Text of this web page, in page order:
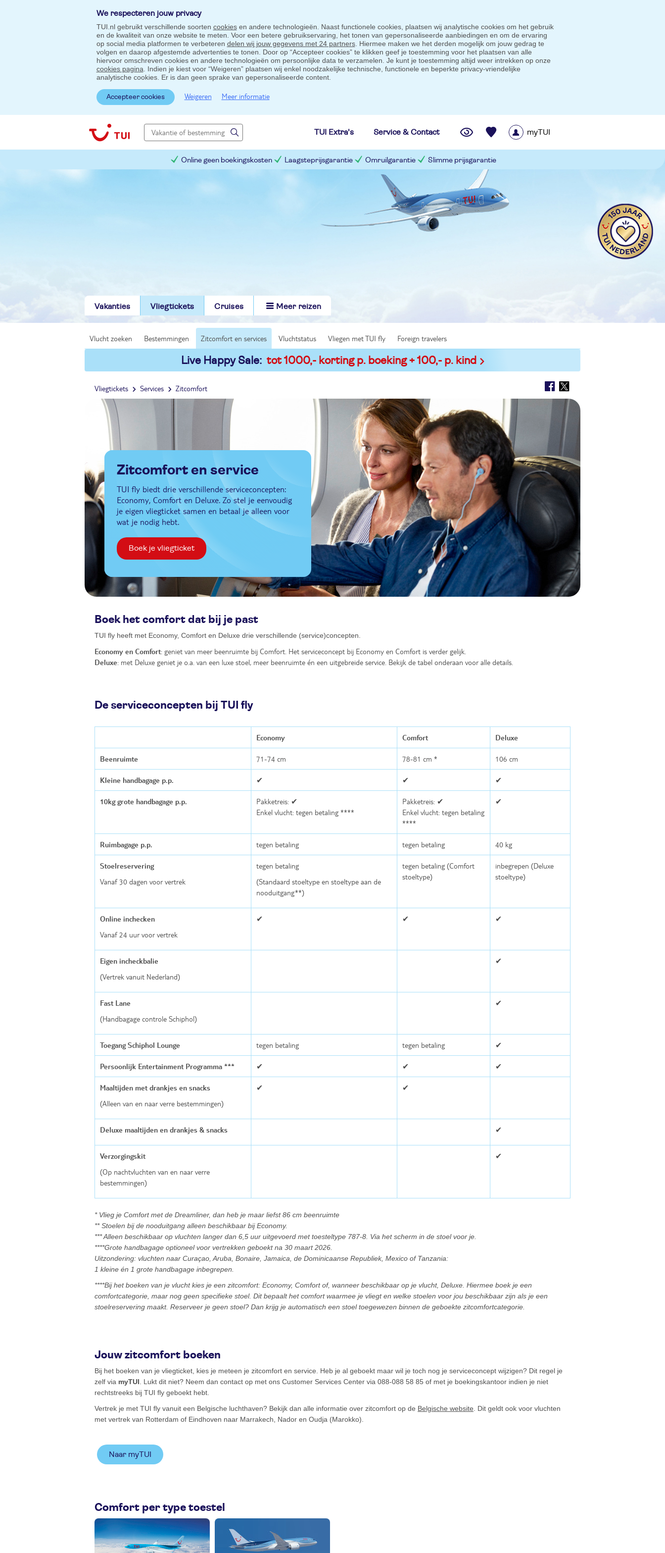
We respecteren jouw privacy
TUI.nl gebruikt verschillende soorten cookiesen andere technologieën. Naast functionele cookies, plaatsen wij analytische cookies om het gebruik
en de kwaliteit van onze website te meten. Voor een betere gebruikservaring, het tonen van gepersonaliseerde aanbiedingen en om de ervaring
op social media platformen te verbeteren delen wij jouw gegevens met 24 partners. Hiermee maken we het derden mogelijk om jouw gedrag te
volgen en daarop afgestemde advertenties te tonen. Door op “Accepteer cookies” te klikken geef je toestemming voor het plaatsen van alle
hiervoor omschreven cookies en andere technologieën om persoonlijke data te verzamelen. Je kunt je toestemming altijd weer intrekken op onze
cookies pagina . Indien je kiest voor “Weigeren” plaatsen wij enkel noodzakelijke technische, functionele en beperkte privacy-vriendelijke
analytische cookies. Er is dan geen sprake van gepersonaliseerde content.
Accepteer cookies Weigeren Meer informatie
TUI Extra's Service & Contact myTUI
Online geen boekingskosten Laagsteprijsgarantie Omruilgarantie Slimme prijsgarantie
Vakanties Vliegtickets Cruises Meer reizen
Vlucht zoeken Bestemmingen Zitcomfort en services Vluchtstatus Vliegen met TUI fly Foreign travelers
Live Happy Sale: tot 1000,- korting p. boeking + 100,- p. kind
Vliegtickets Services Zitcomfort
Zitcomfort en service
TUI fly biedt drie verschillende serviceconcepten:
Economy, Comfort en Deluxe. Zo stel je eenvoudig
je eigen vliegticket samen en betaal je alleen voor
wat je nodig hebt.
Boek je vliegticket
Boek het comfort dat bij je past
TUI fly heeft met Economy, Comfort en Deluxe drie verschillende (service)concepten.
Economy en Comfort: geniet van meer beenruimte bij Comfort. Het serviceconcept bij Economy en Comfort is verder gelijk.
Deluxe: met Deluxe geniet je o.a. van een luxe stoel, meer beenruimte én een uitgebreide service. Bekijk de tabel onderaan voor alle details.
De serviceconcepten bij TUI fly
Economy Comfort Deluxe
Beenruimte 71-74 cm 78-81 cm * 106 cm
Kleine handbagage p.p. ✔ ✔ ✔
10kg grote handbagage p.p.
Pakketreis: ✔
Enkel vlucht: tegen betaling ****
Pakketreis: ✔
Enkel vlucht: tegen betaling
****
✔
Ruimbagage p.p. tegen betaling tegen betaling 40 kg
Stoelreservering
Vanaf 30 dagen voor vertrek
tegen betaling
(Standaard stoeltype en stoeltype aan de
nooduitgang**)
tegen betaling (Comfort
stoeltype)
inbegrepen (Deluxe
stoeltype)
Online inchecken
Vanaf 24 uur voor vertrek
✔ ✔ ✔
Eigen incheckbalie
(Vertrek vanuit Nederland)
✔
Fast Lane
(Handbagage controle Schiphol)
✔
Toegang Schiphol Lounge tegen betaling tegen betaling ✔
Persoonlijk Entertainment Programma *** ✔ ✔ ✔
Maaltijden met drankjes en snacks
(Alleen van en naar verre bestemmingen)
✔ ✔
Deluxe maaltijden en drankjes & snacks ✔
Verzorgingskit
(Op nachtvluchten van en naar verre
bestemmingen)
✔
* Vlieg je Comfort met de Dreamliner, dan heb je maar liefst 86 cm beenruimte
** Stoelen bij de nooduitgang alleen beschikbaar bij Economy.
*** Alleen beschikbaar op vluchten langer dan 6,5 uur uitgevoerd met toesteltype 787-8. Via het scherm in de stoel voor je.
****Grote handbagage optioneel voor vertrekken geboekt na 30 maart 2026.
Uitzondering: vluchten naar Curaçao, Aruba, Bonaire, Jamaica, de Dominicaanse Republiek, Mexico of Tanzania:
1 kleine én 1 grote handbagage inbegrepen.
****Bij het boeken van je vlucht kies je een zitcomfort: Economy, Comfort of, wanneer beschikbaar op je vlucht, Deluxe. Hiermee boek je een
comfortcategorie, maar nog geen specifieke stoel. Dit bepaalt het comfort waarmee je vliegt en welke stoelen voor jou beschikbaar zijn als je een
stoelreservering maakt. Reserveer je geen stoel? Dan krijg je automatisch een stoel toegewezen binnen de geboekte zitcomfortcategorie.
Jouw zitcomfort boeken
Bij het boeken van je vliegticket, kies je meteen je zitcomfort en service. Heb je al geboekt maar wil je toch nog je serviceconcept wijzigen? Dit regel je
zelf via myTUI . Lukt dit niet? Neem dan contact op met ons Customer Services Center via 088-088 58 85 of met je boekingskantoor indien je niet
rechtstreeks bij TUI fly geboekt hebt.
Vertrek je met TUI fly vanuit een Belgische luchthaven? Bekijk dan alle informatie over zitcomfort op de Belgische website . Dit geldt ook voor vluchten
met vertrek van Rotterdam of Eindhoven naar Marrakech, Nador en Oudja (Marokko).
Naar myTUI
Comfort per type toestel